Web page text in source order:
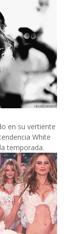
en su vertiente
White
temporada.